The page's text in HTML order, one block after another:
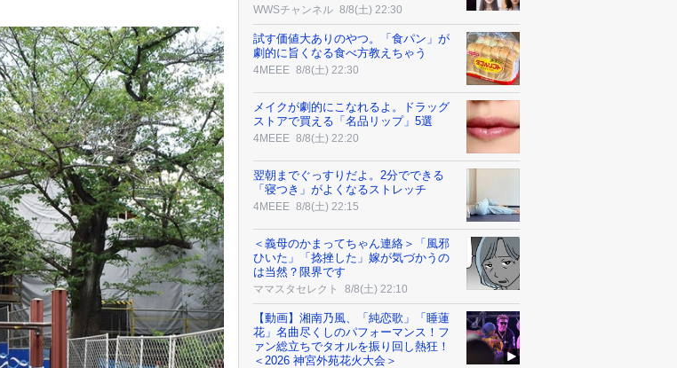
WWSチャンネル 8/8(土) 22:30
試す価値大ありのやつ。「食パン」が
劇的に旨くなる食べ方教えちゃう
4MEEE 8/8(土) 22:30
メイクが劇的にこなれるよ。ドラッグ
ストアで買える「名品リップ」5選
4MEEE 8/8(土) 22:20
翌朝までぐっすりだよ。2分でできる
「寝つき」がよくなるストレッチ
4MEEE 8/8(土) 22:15
＜義母のかまってちゃん連絡＞「風邪
ひいた」「捻挫した」嫁が気づかうの
は当然？限界です
ママスタセレクト 8/8(土) 22:10
【動画】湘南乃風、「純恋歌」「睡蓮
花」名曲尽くしのパフォーマンス！フ
ァン総立ちでタオルを振り回し熱狂！
＜2026 神宮外苑花火大会＞